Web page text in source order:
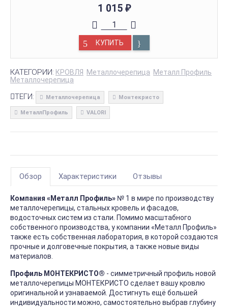
1 015 ₽
КУПИТЬ
КАТЕГОРИИ: КРОВЛЯ Металлочерепица Металл Профиль
Металлочерепица
ТЕГИ: Металлочерепица Монтекристо
МеталлПрофиль VALORI
Обзор Характеристики Отзывы
Компания «Металл Профиль» № 1 в мире по производству
металлочерепицы, стальных кровель и фасадов,
водосточных систем из стали. Помимо масштабного
собственного производства, у компании «Металл Профиль»
также есть собственная лаборатория, в которой создаются
прочные и долговечные покрытия, а также новые виды
материалов.
Профиль МОНТЕКРИСТО® - симметричный профиль новой
металлочерепицы МОНТЕКРИСТО сделает вашу кровлю
оригинальной и узнаваемой. Достигнуть ещё большей
индивидуальности можно, самостоятельно выбрав глубину